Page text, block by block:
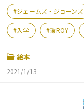
ジェームズ・ジョーンズ
入学 環ROY
絵本
2021/1/13